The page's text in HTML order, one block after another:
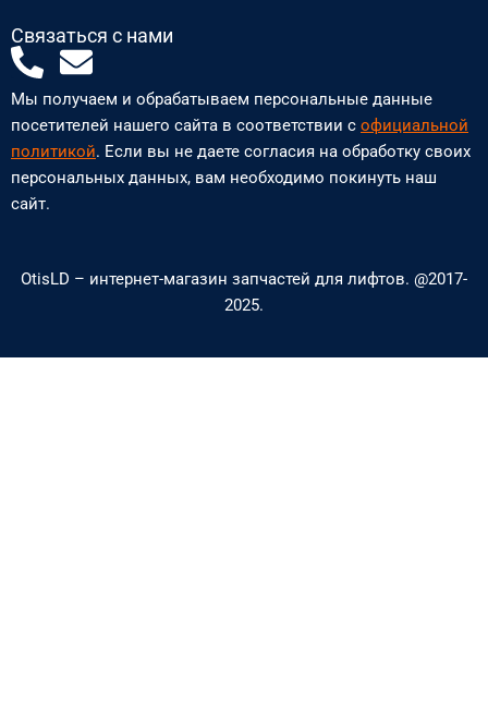
Связаться с нами
P
h
o
n
e
l
E
n
v
e
l
e
Мы получаем и обрабатываем персональные данные
посетителей нашего сайта в соответствии с официальной
политикой. Если вы не даете согласия на обработку своих
персональных данных, вам необходимо покинуть наш
сайт.
OtisLD – интернет-магазин запчастей для лифтов. @2017-
2025.